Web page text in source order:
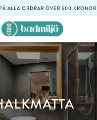
ALLA ORDRAR ÖVER 500 KRONOR